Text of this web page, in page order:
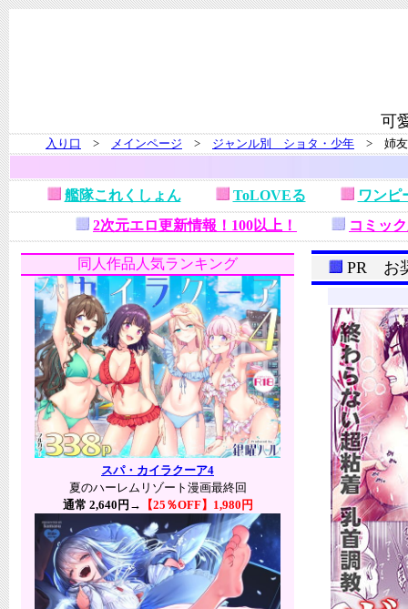
可
入り口 > メインページ > ジャンル別 ショタ・少年 > 姉友
艦隊これくしょん ToLOVEる
ワンピ
2次元エロ更新情報！100以上！
コミッ